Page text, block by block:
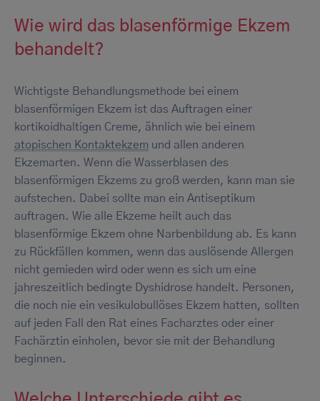
Wie wird das blasenförmige Ekzem
behandelt?
Wichtigste Behandlungsmethode bei einem
blasenförmigen Ekzem ist das Auftragen einer
kortikoidhaltigen Creme, ähnlich wie bei einem
atopischen Kontaktekzem und allen anderen
Ekzemarten. Wenn die Wasserblasen des
blasenförmigen Ekzems zu groß werden, kann man sie
aufstechen. Dabei sollte man ein Antiseptikum
auftragen. Wie alle Ekzeme heilt auch das
blasenförmige Ekzem ohne Narbenbildung ab. Es kann
zu Rückfällen kommen, wenn das auslösende Allergen
nicht gemieden wird oder wenn es sich um eine
jahreszeitlich bedingte Dyshidrose handelt. Personen,
die noch nie ein vesikulobullöses Ekzem hatten, sollten
auf jeden Fall den Rat eines Facharztes oder einer
Fachärztin einholen, bevor sie mit der Behandlung
beginnen.